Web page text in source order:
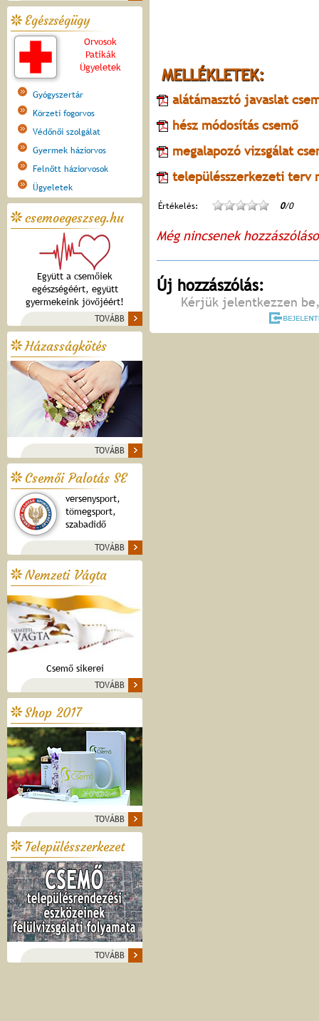
Egészségügy
Orvosok
Patikák
Ügyeletek
Gyógyszertár
Körzeti fogorvos
Védőnői szolgálat
Gyermek háziorvos
Felnőtt háziorvosok
Ügyeletek
csemoegeszseg.hu
Együtt a csemőiek
egészségéért, együtt
gyermekeink jövőjéért!
TOVÁBB
Házasságkötés
TOVÁBB
Csemői Palotás SE
versenysport,
tömegsport,
szabadidő
TOVÁBB
Nemzeti Vágta
Csemő sikerei
TOVÁBB
Shop 2017
TOVÁBB
Településszerkezet
TOVÁBB
MELLÉKLETEK:
alátámasztó javaslat
hész módosítás csemő
megalapozó vizsgálat
településszerkezeti terv
Értékelés: 0/0
Még nincsenek
Új hozzászólás:
Kérjük jelentkezzen